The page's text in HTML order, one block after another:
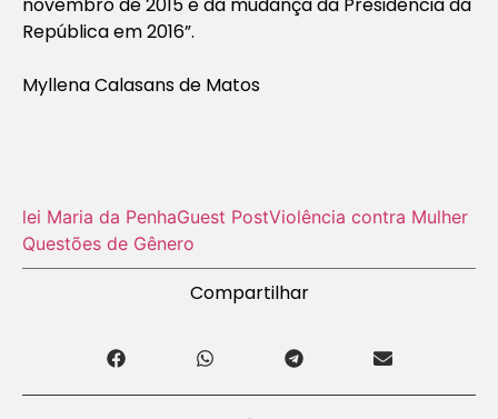
República em 2016”.
Myllena Calasans de Matos
lei Maria da PenhaGuest PostViolência contra Mulher
Questões de Gênero
Compartilhar